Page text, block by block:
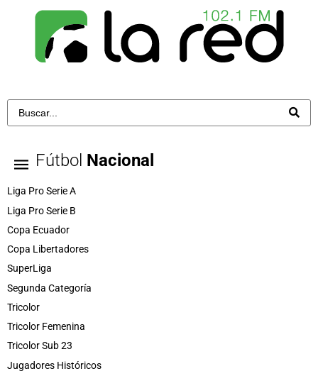
Fútbol Nacional
Liga Pro Serie A
Liga Pro Serie B
Copa Ecuador
Copa Libertadores
SuperLiga
Segunda Categoría
Tricolor
Tricolor Femenina
Tricolor Sub 23
Jugadores Históricos